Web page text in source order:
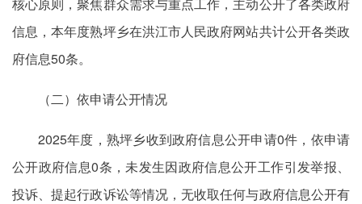
信息，本年度熟坪乡在洪江市人民政府网站共计公开各类政
府信息50条。
（二）依申请公开情况
2025年度，熟坪乡收到政府信息公开申请0件，依申请
公开政府信息0条，未发生因政府信息公开工作引发举报、
投诉、提起行政诉讼等情况，无收取任何与政府信息公开有